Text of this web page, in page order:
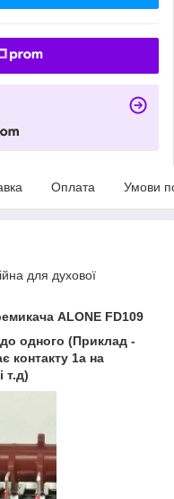
Оплата Умови
для духової
ALONE FD109
одного (Приклад -
контакту 1а на
т.д)